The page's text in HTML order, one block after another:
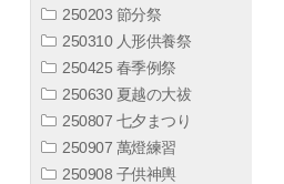
250203 節分祭
250310 人形供養祭
250425 春季例祭
250630 夏越の大祓
250807 七夕まつり
250907 萬燈練習
250908 子供神輿